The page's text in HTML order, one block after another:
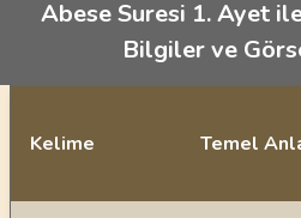
Abese Suresi 1. Ayet
Bilgiler ve
Kelime Temel